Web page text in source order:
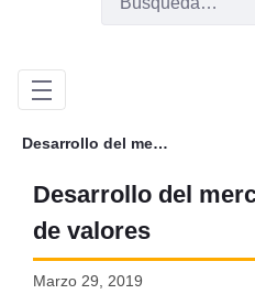
Desarrollo del mercado de préstamo de valores
Desarrollo del
de valores
Marzo 29, 2019